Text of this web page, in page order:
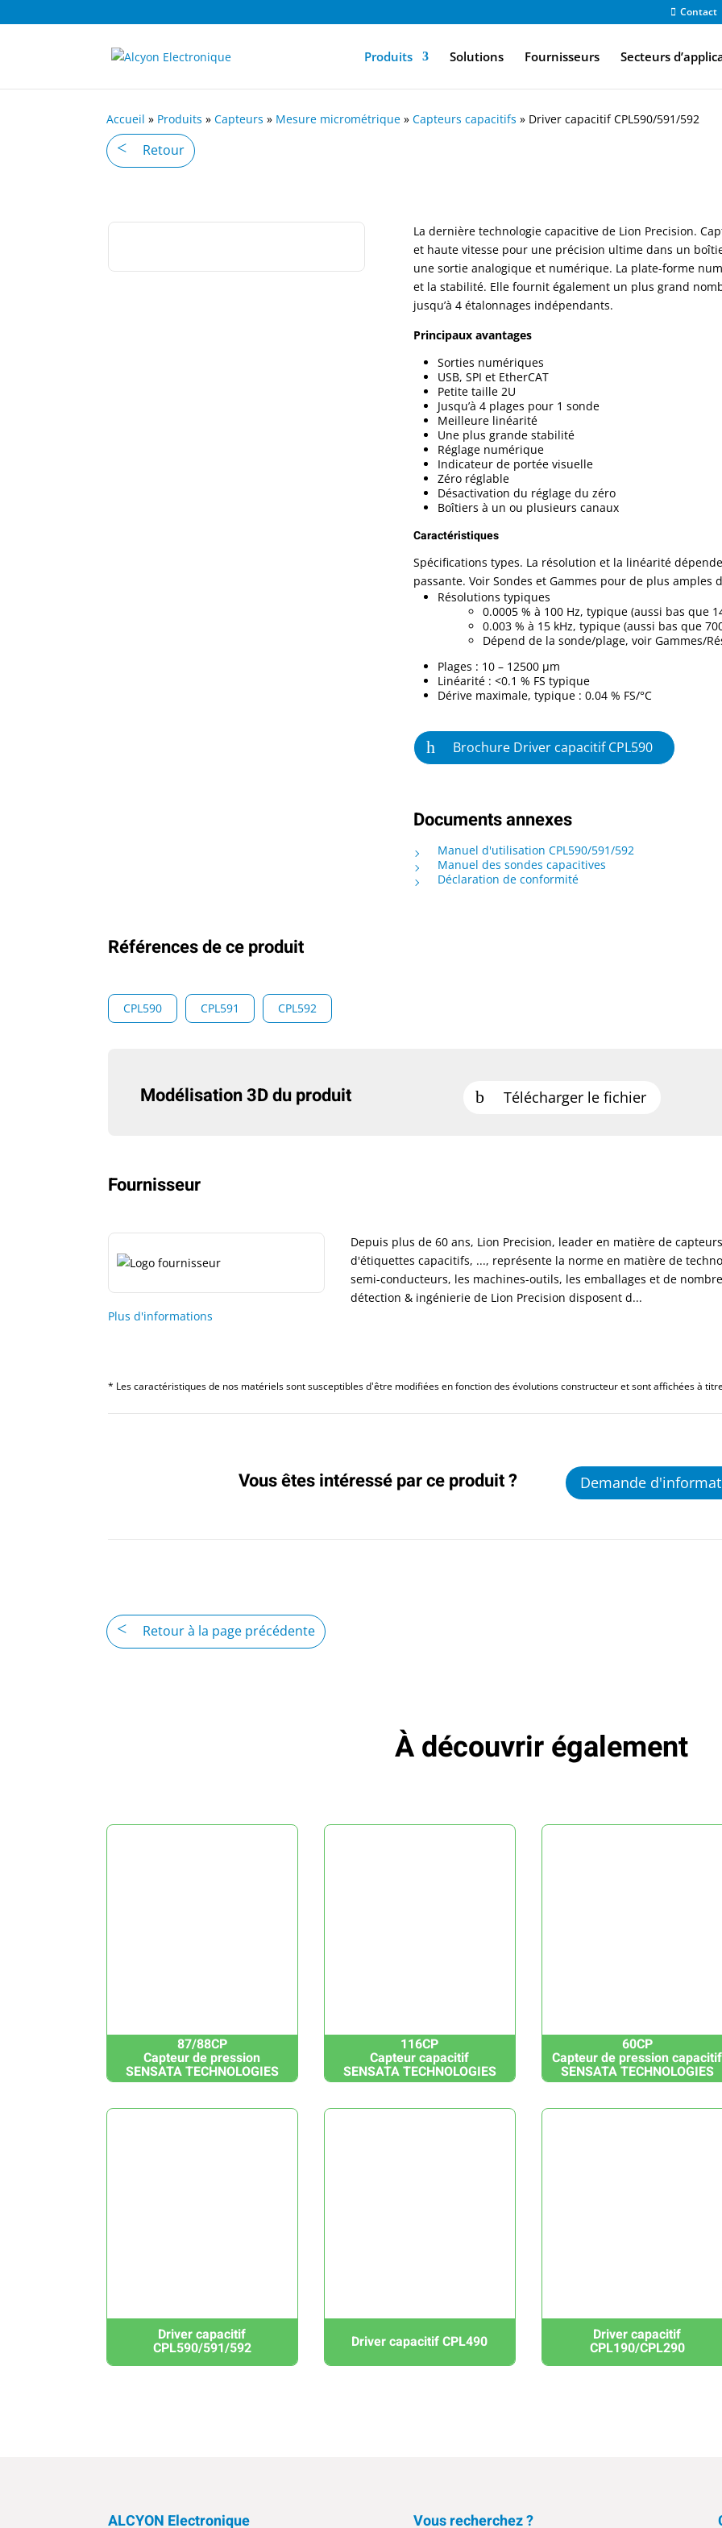
Contact
Produits Solutions Fournisseurs Secteurs
Accueil » Produits » Capteurs » Mesure micrométrique » Capteurs capacitifs » Driver capacitif CPL590/591/592
Retour
La dernière technologie capacitive de Lion Precision.
et haute vitesse pour une précision ultime dans un
une sortie analogique et numérique. La plate-forme
et la stabilité. Elle fournit également un plus grand
jusqu’à 4 étalonnages indépendants.
Principaux avantages
Sorties numériques
USB, SPI et EtherCAT
Petite taille 2U
Jusqu’à 4 plages pour 1 sonde
Meilleure linéarité
Une plus grande stabilité
Réglage numérique
Indicateur de portée visuelle
Zéro réglable
Désactivation du réglage du zéro
Boîtiers à un ou plusieurs canaux
Caractéristiques
Spécifications types. La résolution et la linéarité
passante. Voir Sondes et Gammes pour de plus amples
Résolutions typiques
0.0005 % à 100 Hz, typique (aussi bas que
0.003 % à 15 kHz, typique (aussi bas que
Dépend de la sonde/plage, voir Gammes/
Plages : 10 – 12500 µm
Linéarité : <0.1 % FS typique
Dérive maximale, typique : 0.04 % FS/°C
Brochure Driver capacitif CPL590
Documents annexes
Manuel d'utilisation CPL590/591/592
Manuel des sondes capacitives
Déclaration de conformité
Références de ce produit
CPL590 CPL591 CPL592
Modélisation 3D du produit Télécharger le fichier
Fournisseur
Depuis plus de 60 ans, Lion Precision, leader en matière de
d'étiquettes capacitifs, ..., représente la norme en matière de
semi-conducteurs, les machines-outils, les emballages et de
détection & ingénierie de Lion Precision disposent d...
Plus d'informations
* Les caractéristiques de nos matériels sont susceptibles d'être modifiées en fonction des évolutions constructeur et sont affichées à
Vous êtes intéressé par ce produit ? Demande
Retour à la page précédente
À découvrir également
87/88CP
Capteur de pression
SENSATA TECHNOLOGIES
116CP
Capteur capacitif
SENSATA TECHNOLOGIES
60CP
Capteur de pression capacitif
SENSATA TECHNOLOGIES
Driver capacitif
CPL590/591/592 Driver capacitif CPL490 Driver capacitif
CPL190/CPL290
ALCYON Electronique Vous recherchez ?